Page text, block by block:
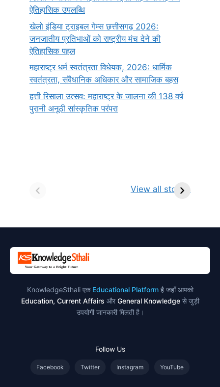
ऐतिहासिक उपलब्धि
खेलो इंडिया ट्राइबल गेम्स छत्तीसगढ़ 2026:
जनजातीय प्रतिभाओं को राष्ट्रीय मंच देने की
ऐतिहासिक पहल
महाराष्ट्र धर्म स्वतंत्रता विधेयक, 2026: धार्मिक
स्वतंत्रता, संवैधानिक अधिकार और सामाजिक बहस
हत्ती रिसाला उत्सव: महाराष्ट्र के जालना की 138 वर्ष
पुरानी अनूठी सांस्कृतिक परंपरा
View all stories
किसे कहते है?
ज्योतिर्लिंग | नाम,
KnowledgeSthali एक Educational Platformहै जहाँ आपको
Education, Current Affairs और General Knowledgeसे जुड़ी
उपयोगी जानकारी मिलती है।
Follow Us
Facebook Twitter Instagram YouTube